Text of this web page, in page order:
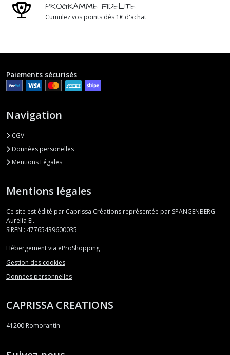
PROGRAMME FIDELITE
Cumulez vos points dès 1€ d'achat
Paiements sécurisés
Navigation
CGV
Données personelles
Mentions Légales
Mentions légales
Ce site est édité par Caprissa Créations représentée par SPANGENBERG
Aurélia EI.
SIREN : 47765439600035
Hébergement via eProShopping
Gestion des cookies
Données personnelles
CAPRISSA CREATIONS
41200 Romorantin